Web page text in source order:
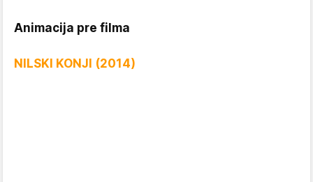
Animacija pre filma
NILSKI KONJI (2014)